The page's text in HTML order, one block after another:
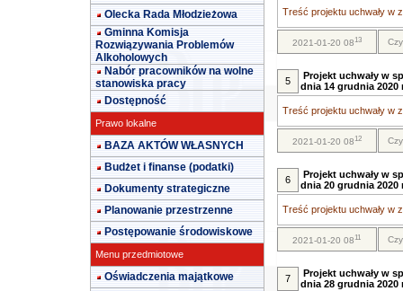
Olecka Rada Młodzieżowa
Gminna Komisja
Rozwiązywania Problemów
Alkoholowych
Nabór pracowników na wolne
stanowiska pracy
Dostępność
Prawo lokalne
BAZA AKTÓW WŁASNYCH
Budżet i finanse (podatki)
Dokumenty strategiczne
Planowanie przestrzenne
Postępowanie środowiskowe
Menu przedmiotowe
Oświadczenia majątkowe
Treść projektu uchwały w
2021-01-20 0813
5
Projekt uchwały w
dnia 14 grudnia 2020
Treść projektu uchwały w
2021-01-20 0812
6
Projekt uchwały w
dnia 20 grudnia 2020
Treść projektu uchwały w
2021-01-20 0811
7
Projekt uchwały w
dnia 28 grudnia 2020